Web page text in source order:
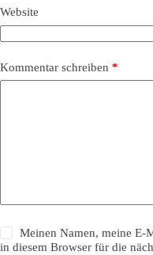
Website
Kommentar schreiben *
Meinen Namen, meine E-
in diesem Browser für die